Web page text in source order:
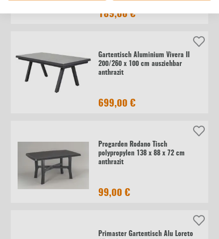
189,00 €
Gartentisch Aluminium Vivera II
200/260 x 100 cm ausziehbar
anthrazit
699,00 €
Progarden Rodano Tisch
polypropylen 138 x 88 x 72 cm
anthrazit
99,00 €
Primaster Gartentisch Alu Loreto